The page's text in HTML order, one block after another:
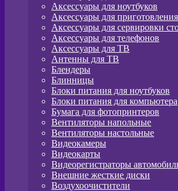
Аксессуары для ноутбуков
Аксессуары для
Аксессуары для сервировки
Аксессуары для телефонов
Аксессуары для ТВ
Антенны для ТВ
Блендеры
Блинницы
Блоки питания для ноутбуков
Блоки питания для компьютера
Бумага для фотопринтеров
Вентиляторы напольные
Вентиляторы настольные
Видеокамеры
Видеокарты
Видеорегистраторы
Внешние жесткие диски
Воздухоочистители